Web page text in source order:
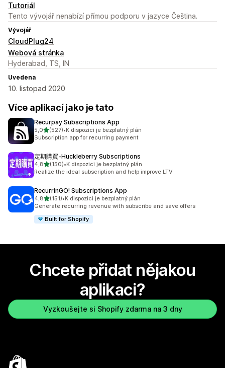
Tutoriál
Tento vývojář nenabízí přímou podporu v jazyce Čeština.
Vývojář
CloudPlug24
Webová stránka
Hyderabad, TS, IN
Uvedena
10. listopad 2020
Více aplikací jako je tato
Recurpay Subscriptions App
5,0z 5 hvězd
(527)
Celkový počet recenzí: 527
•K dispozici je bezplatný plán
Subscription app for recurring payment
定期購買‑Huckleberry Subscriptions
4,8z 5 hvězd
(150)
Celkový počet recenzí: 150
•K dispozici je bezplatný plán
Realize the ideal subscription and help improve LTV
RecurrinGO! Subscriptions App
4,8z 5 hvězd
(151)
Celkový počet recenzí: 151
•K dispozici je bezplatný plán
Generate recurring revenue with subscribe and save offers
Built for Shopify
Chcete přidat nějakou
aplikaci?
Vyzkoušejte si Shopify zdarma na 3 dny